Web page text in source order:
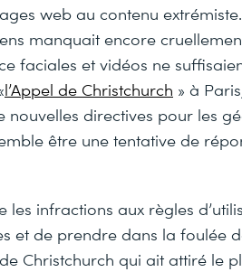
web au contenu
manquait encore
faciales et vidéos ne
l’Appel de Christchurch » à
directives pour les
être une tentative de
infractions aux règles
et de prendre dans la foulée
Christchurch qui ait attiré le